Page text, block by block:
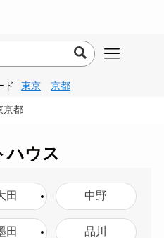
ド 東京 京都
京都
ハウス
田 中野
田 品川